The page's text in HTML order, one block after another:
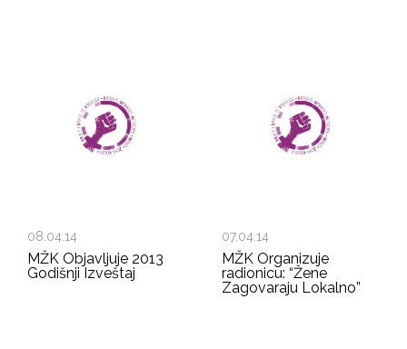
08.04.14
MŽK Objavljuje 2013
Godišnji Izveštaj
07.04.14
MŽK Organizuje
radionicu: “Žene
Zagovaraju Lokalno”